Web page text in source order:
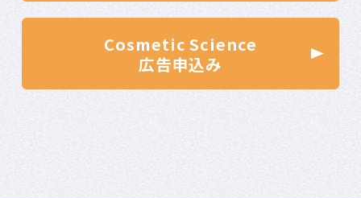
Cosmetic Science
広告申込み